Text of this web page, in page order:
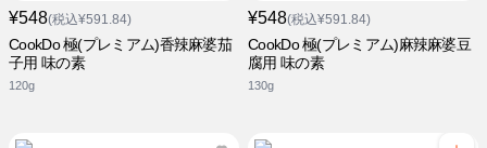
¥548(税込¥591.84)
CookDo 極(プレミアム)香辣麻婆茄
子用 味の素
120g
¥548(税込¥591.84)
CookDo 極(プレミアム)麻辣麻婆豆
腐用 味の素
130g